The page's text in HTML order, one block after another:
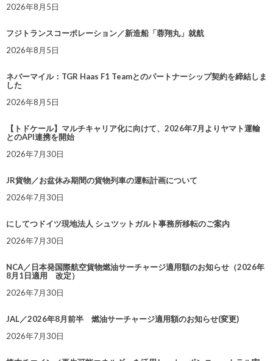
2026年8月5日
フジトランスコーポレーション／新造船「蓉翔丸」就航
2026年8月5日
ネバーマイル：TGR Haas F1 Teamとのパートナーシップ契約を締結しま
した
2026年8月5日
【トドケール】マルチキャリア化に向けて、2026年7月よりヤマト運輸
とのAPI連携を開始
2026年7月30日
JR貨物／お盆休み期間の貨物列車の運転計画について
2026年7月30日
にしてつドイツ現地法人 シュツットガルト事務所移転のご案内
2026年7月30日
NCA／日本発国際航空貨物燃油サーチャージ適用額のお知らせ（2026年
8月1日適用 改定）
2026年7月30日
JAL／2026年8月前半 燃油サーチャージ適用額のお知らせ(変更)
2026年7月30日